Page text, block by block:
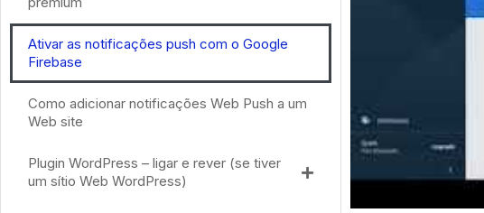
Ativar as notificações push com o Google
Firebase
Como adicionar notificações Web Push a um
Web site
Plugin WordPress – ligar e rever (se tiver
um sítio Web WordPress)